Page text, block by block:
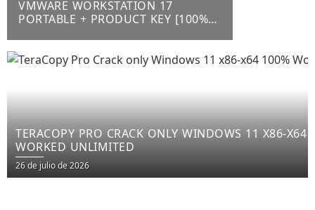
VMWARE WORKSTATION 17
PORTABLE + PRODUCT KEY [100%
TERACOPY PRO CRACK ONLY WINDOWS 11 X86-X64
WORKED UNLIMITED
26 de julio de 2026